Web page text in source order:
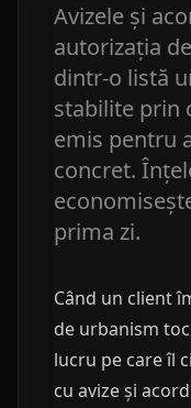
Avizele și
autorizația
dintr-o listă
stabilite prin
emis pentru
concret.
prima zi.
Când un client
de urbanism
lucru pe care îl
cu avize și